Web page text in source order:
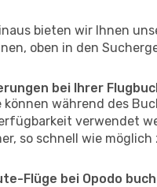
bieten wir Ihnen
oben in den
bei Ihrer
können während des
verwendet
so schnell wie
Flüge bei Opodo